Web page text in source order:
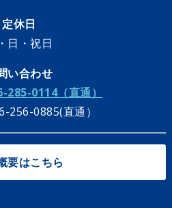
定休日
日・祝日
い合わせ
285-0114（直通）
256-0885(直通）
要はこちら